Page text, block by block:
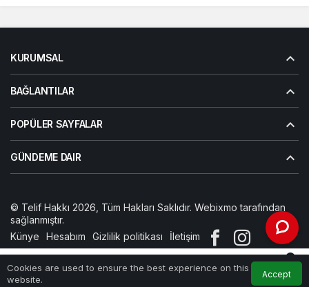
Cookies are used to ensure the best experience on this
website.
Accept
KURUMSAL
BAĞLANTILAR
POPÜLER SAYFALAR
GÜNDEME DAIR
© Telif Hakkı 2026, Tüm Hakları Saklıdır. Webixmo tarafından
sağlanmıştır.
Künye
Hesabım Gizlilik politikası İletişim
Home Notifications